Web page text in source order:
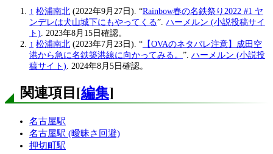
↑ 松浦南北 (2022年9月27日 ). “Rainbow春の名鉄祭り2022 #1 ヤ
ンデレは犬山城下にもやってくる”. ハーメルン (小説投稿サイ
ト)
2023年8月15日 確認。
↑ 松浦南北 (2023年7月23日 ). “ 【OVAのネタバレ注意】成田空
港から急に名鉄築港線に向かってみる。 ”. ハーメルン (小説投
稿サイト)
2024年8月5日 確認。
関連項目 [編集]
名古屋駅
名古屋駅 (曖昧さ回避)
押切町駅